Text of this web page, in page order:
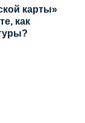
карты»
как